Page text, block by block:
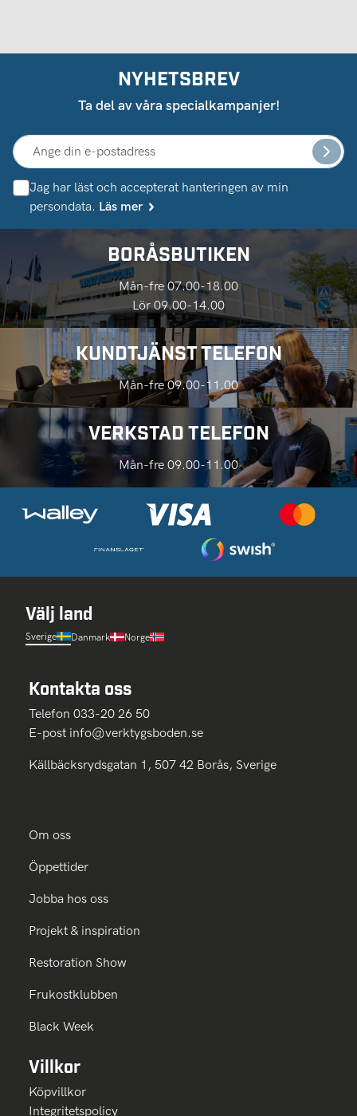
NYHETSBREV
Ta del av våra specialkampanjer!
Jag har läst och accepterat hanteringen av min
persondata. Läs mer
BORÅSBUTIKEN
Mån-fre 07.00-18.00
Lör 09.00-14.00
KUNDTJÄNST TELEFON
Mån-fre 09.00-11.00
VERKSTAD TELEFON
Mån-fre 09.00-11.00
Välj land
Sverige Danmark Norge
Kontakta oss
Telefon 033-20 26 50
E-post info@verktygsboden.se
Källbäcksrydsgatan 1, 507 42 Borås, Sverige
Om oss
Öppettider
Jobba hos oss
Projekt & inspiration
Restoration Show
Frukostklubben
Black Week
Villkor
Köpvillkor
Integritetspolicy